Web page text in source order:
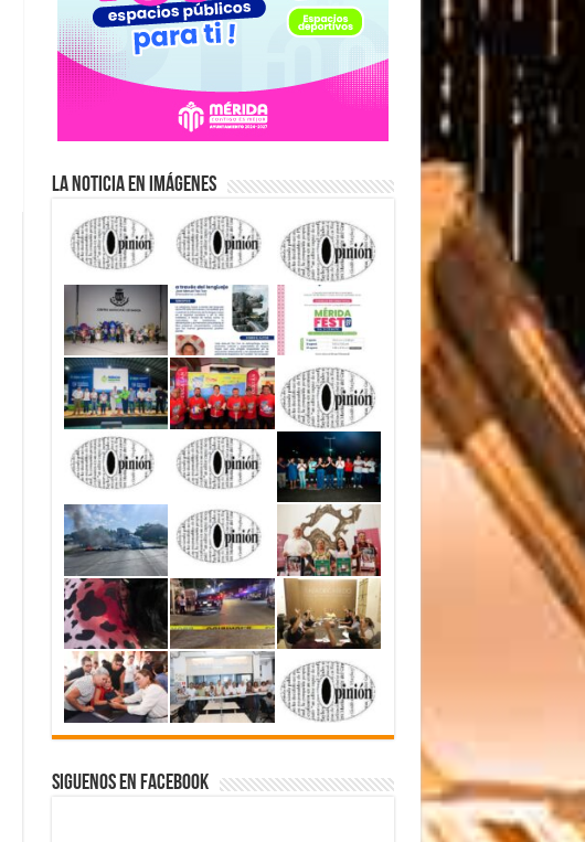
La Noticia en Imágenes
Siguenos en Facebook